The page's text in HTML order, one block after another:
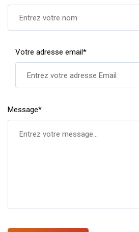
Votre adresse email*
Message*